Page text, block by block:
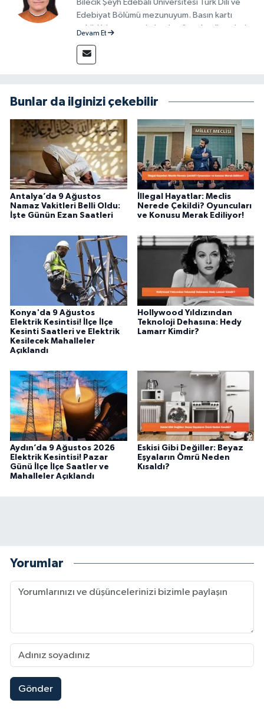
Bilecik Şeyh Edebali Üniversitesi Türk Dili ve
Edebiyat Bölümü mezunuyum. Basın kartı
sahibi bir gazeteci olarak, güncel gelişmeleri
güvenilir ve tarafsız bilgilerle buluşturmayı
amaçlıyorum. Habercilik anlayışımda etik
alanlarda ürettiğim içeriklerle kamuoyuna
fayda sağla
Devam Et
Bunlar da ilginizi çekebilir
Antalya’da 9 Ağustos
Namaz Vakitleri Belli Oldu:
İşte Günün Ezan Saatleri
İllegal Hayatlar: Meclis
Nerede Çekildi? Oyuncuları
ve Konusu Merak Ediliyor!
Konya'da 9 Ağustos
Elektrik Kesintisi! İlçe İlçe
Kesinti Saatleri ve Elektrik
Kesilecek Mahalleler
Açıklandı
Hollywood Yıldızından
Teknoloji Dehasına: Hedy
Lamarr Kimdir?
Aydın’da 9 Ağustos 2026
Elektrik Kesintisi! Pazar
Günü İlçe İlçe Saatler ve
Mahalleler Açıklandı
Eskisi Gibi Değiller: Beyaz
Eşyaların Ömrü Neden
Kısaldı?
Yorumlar
Gönder